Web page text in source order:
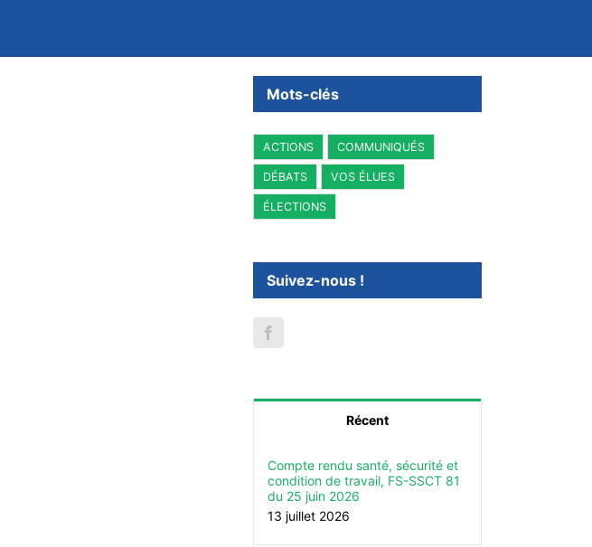
Mots-clés
ACTIONS COMMUNIQUÉS
DÉBATS VOS ÉLUES
ÉLECTIONS
Suivez-nous !
Récent
Compte rendu santé, sécurité et
condition de travail, FS-SSCT 81
du 25 juin 2026
13 juillet 2026